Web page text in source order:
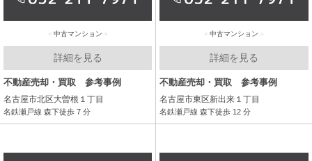
中古マンション
詳細を見る
不動産売却・買取 参考事例
名古屋市北区大曽根１丁目
名鉄瀬戸線 森下徒歩 7 分
中古マンション
詳細を見る
不動産売却・買取 参考事例
名古屋市東区新出来１丁目
名鉄瀬戸線 森下徒歩 12 分